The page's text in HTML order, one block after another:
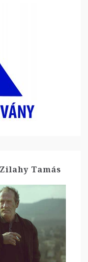
Tamás